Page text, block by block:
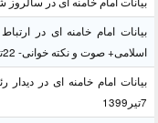
بیانات امام خامنه ای در
اسلامی+ صوت و نکته خوانی- 22تیر99
بیانات امام خامنه ای در
7تیر1399